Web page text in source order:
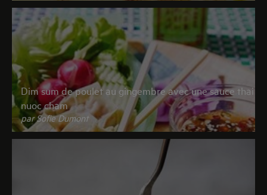
Dim sum de poulet au gingembre avec une sauce thai
nuoc cham
par Sofie Dumont